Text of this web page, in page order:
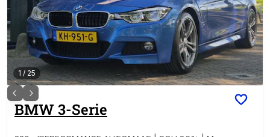
1 / 25
BMW3-Serie